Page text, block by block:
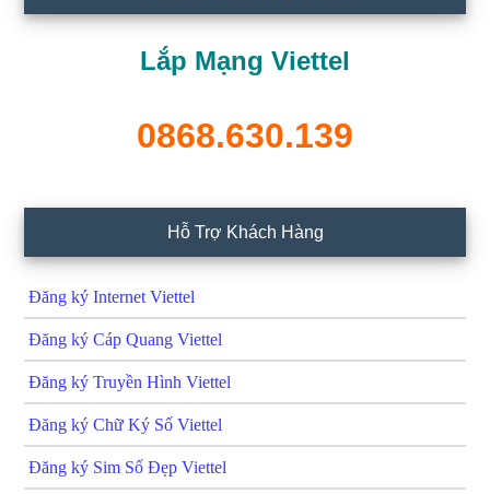
Lắp Mạng Viettel
0868.630.139
Hỗ Trợ Khách Hàng
Đăng ký Internet Viettel
Đăng ký Cáp Quang Viettel
Đăng ký Truyền Hình Viettel
Đăng ký Chữ Ký Số Viettel
Đăng ký Sim Số Đẹp Viettel